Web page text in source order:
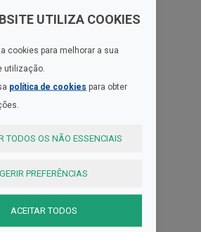
UTILIZA COOKIES
cookies para melhorar a sua
utilização.
política de cookies para obter
TODOS OS NÃO ESSENCIAIS
GERIR PREFERÊNCIAS
ACEITAR TODOS